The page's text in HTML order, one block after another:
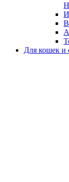
Для кошек и